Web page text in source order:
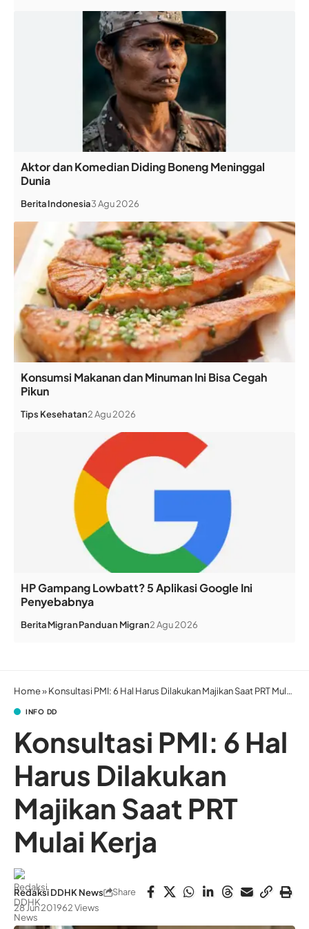
Aktor dan Komedian Diding Boneng Meninggal
Dunia
BeritaIndonesia3 Agu 2026
Konsumsi Makanan dan Minuman Ini Bisa Cegah
Pikun
Tips Kesehatan2 Agu 2026
HP Gampang Lowbatt? 5 Aplikasi Google Ini
Penyebabnya
BeritaMigranPanduan Migran2 Agu 2026
Home»Konsultasi PMI: 6 Hal Harus Dilakukan Majikan Saat PRT Mulai Kerja
INFO DD
Konsultasi PMI: 6 Hal
Harus Dilakukan
Majikan Saat PRT
Mulai Kerja
Redaksi DDHK News
28 Jun 201962 Views
Share